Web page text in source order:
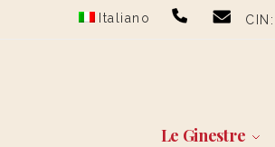
Italiano CIN:
Le Ginestre